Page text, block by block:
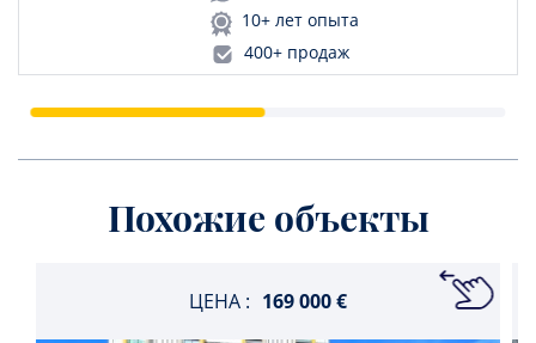
10+ лет опыта
400+ продаж
Похожие объекты
ЦЕНА : 169 000 €